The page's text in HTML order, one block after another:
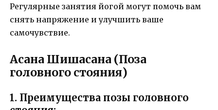
Регулярные занятия йогой могут помочь вам
снять напряжение и улучшить ваше
самочувствие.
Асана Шишасана (Поза
головного стояния)
1. Преимущества позы головного